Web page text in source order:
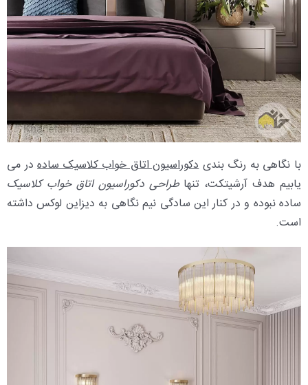
با نگاهی به رنگ بندیدکوراسیون اتاق خواب کلاسیک سادهدر می
یابیم هدف آرشیتکت، تنهاطراحی دکوراسیون اتاق خواب کلاسیک
ساده نبوده و در کنار این سادگی نیم نگاهی به دیزاین لوکس داشته
است.